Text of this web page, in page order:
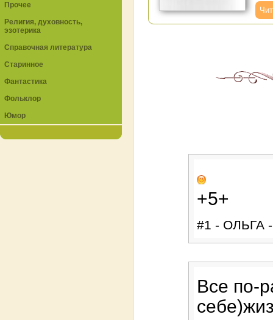
+5+
#1 - ОЛЬГА
Все по-
Прочее
Религия, духовность,
эзотерика
Справочная литература
Старинное
Фантастика
Фольклор
Юмор